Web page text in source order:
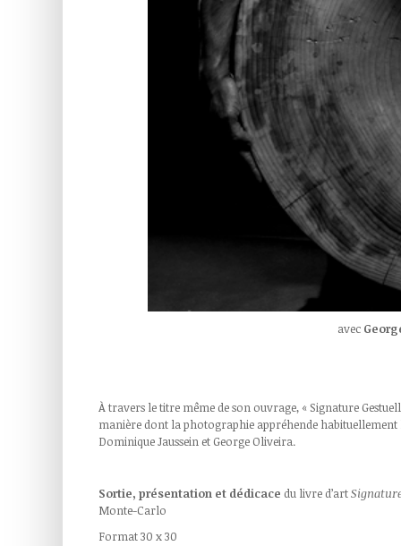
avec
À travers le titre même de son ouvrage, « Signature
manière dont la photographie appréhende habituellement
Dominique Jaussein et George Oliveira.
Sortie, présentation et dédicace du livre d’art
Monte-Carlo
Format 30 x 30